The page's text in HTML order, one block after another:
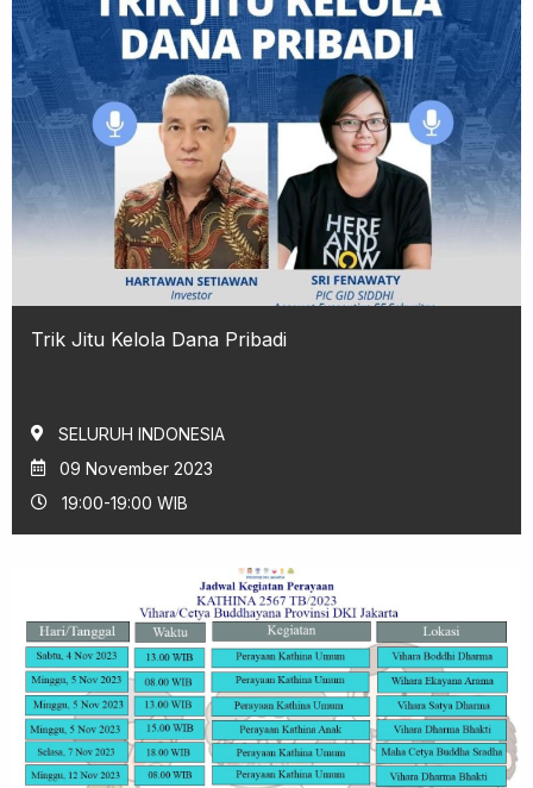
Trik Jitu Kelola Dana Pribadi
SELURUH INDONESIA
09 November 2023
19:00-19:00 WIB